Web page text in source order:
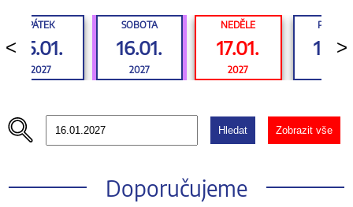
<
PÁTEK
15.01.
2027
SOBOTA
16.01.
2027
NEDĚLE
17.01.
2027
>
Hledat Zobrazit vše
Doporučujeme